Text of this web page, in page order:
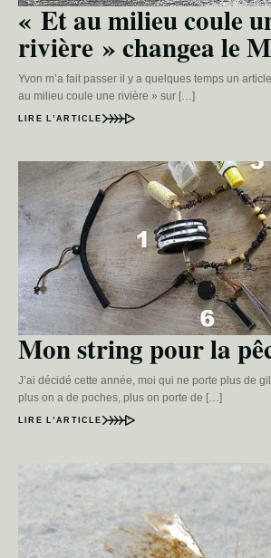
« Et au milieu coule
rivière » changea le
Yvon m’a fait passer il y a quelques temps un
au milieu coule une rivière » sur […]
LIRE L’ARTICLE
Mon string pour la
J’ai décidé cette année, moi qui ne porte plus de
plus on a de poches, plus on porte de […]
LIRE L’ARTICLE